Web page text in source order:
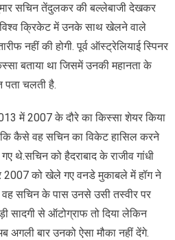
सचिन तेंदुलकर की बल्लेबाजी देखकर
विश्व क्रिकेट में उनके साथ खेलने वाले
नहीं की होगी. पूर्व ऑस्ट्रेलियाई स्पिनर
बताया था जिसमें उनकी महानता के
पता चलती है.
में 2007 के दौरे का किस्सा शेयर किया
कि कैसे वह सचिन का विकेट हासिल करने
थे.सचिन को हैदराबाद के राजीव गांधी
को खेले गए वनडे मुकाबले में हॉग ने
वह सचिन के पास उनसे उसी तस्वीर पर
सादगी से ऑटोग्राफ तो दिया लेकिन
अगली बार उनको ऐसा मौका नहीं देंगे.